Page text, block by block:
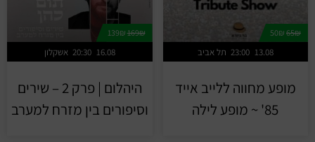
65₪
תל אביב 23:00 13.08
מופע מחווה ללייב אייד
85' ~ מופע לילה
169₪
139₪
אשקלון 20:30 16.08
היהלום | פרק 2 – שירים
וסיפורים בין מזרח למערב